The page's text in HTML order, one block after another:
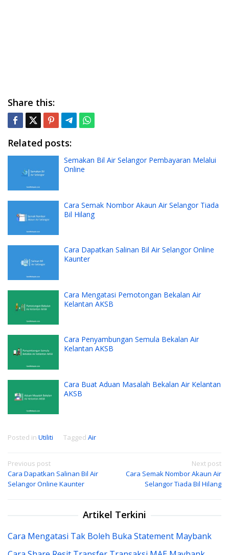
Share this:
Related posts:
Semakan Bil Air Selangor Pembayaran Melalui
Online
Cara Semak Nombor Akaun Air Selangor Tiada
Bil Hilang
Cara Dapatkan Salinan Bil Air Selangor Online
Kaunter
Cara Mengatasi Pemotongan Bekalan Air
Kelantan AKSB
Cara Penyambungan Semula Bekalan Air
Kelantan AKSB
Cara Buat Aduan Masalah Bekalan Air Kelantan
AKSB
Posted in Utiliti Tagged Air
Post
navigation
Previous post
Cara Dapatkan Salinan Bil Air
Selangor Online Kaunter
Next post
Cara Semak Nombor Akaun Air
Selangor Tiada Bil Hilang
Artikel Terkini
Cara Mengatasi Tak Boleh Buka Statement Maybank